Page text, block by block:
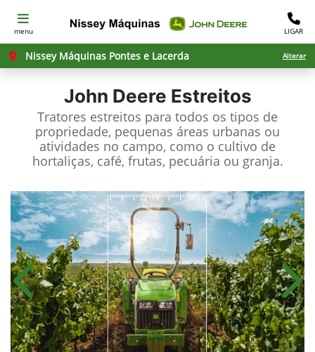
menu LIGAR
Nissey Máquinas Pontes e Lacerda Alterar
John Deere Estreitos
Tratores estreitos para todos os tipos de
propriedade, pequenas áreas urbanas ou
atividades no campo, como o cultivo de
hortaliças, café, frutas, pecuária ou granja.
Anterior